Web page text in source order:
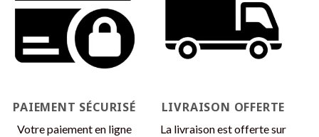
peuvent
être
sur
du
produit
options
peuvent
être
choisies
du
produit
PAIEMENT SÉCURISÉ
Votre paiement en ligne
LIVRAISON OFFERTE
La livraison est offerte sur